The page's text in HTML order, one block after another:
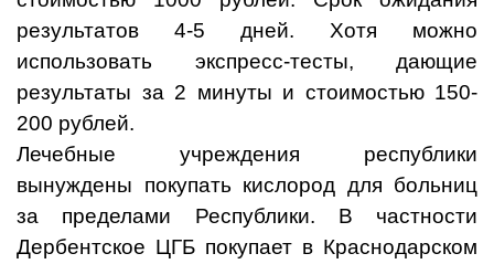
результатов 4-5 дней. Хотя можно
использовать экспресс-тесты, дающие
результаты за 2 минуты и стоимостью 150-
200 рублей.
Лечебные учреждения республики
вынуждены покупать кислород для больниц
за пределами Республики. В частности
Дербентское ЦГБ покупает в Краснодарском